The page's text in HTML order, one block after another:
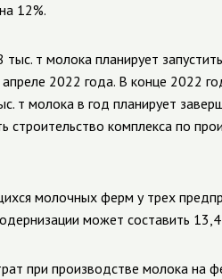
12%.
т молока планирует
2022 года. В конце 2022
т молока в год планирует
комплекса по
молочных ферм у трех
может составить 13,4
при производстве молока на